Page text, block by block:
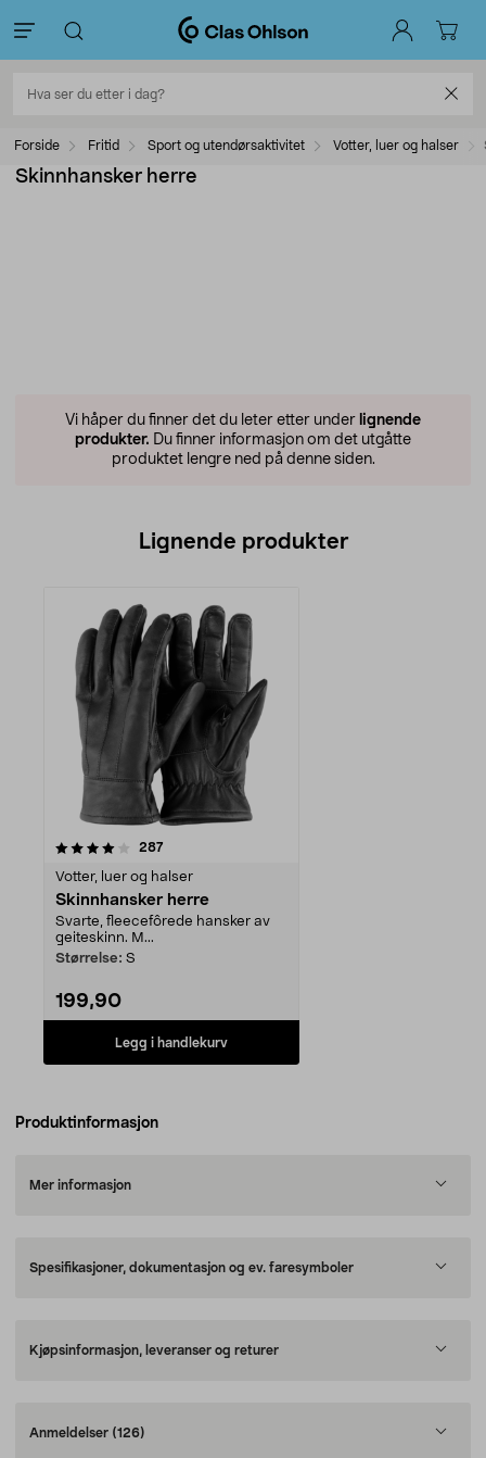
Forside Fritid Sport og utendørsaktivitet Votter, luer og halser
Skinnhansker herre
Vi håper du finner det du leter etter under lignende
produkter. Du finner informasjon om det utgåtte
produktet lengre ned på denne siden.
Lignende produkter
287anmeldelser
Votter, luer og halser
Skinnhansker herre
Svarte, fleecefôrede hansker av
geiteskinn. M...
Størrelse: S
199,90
Legg i handlekurv
Produktinformasjon
Mer informasjon
Spesifikasjoner, dokumentasjon og ev. faresymboler
Kjøpsinformasjon, leveranser og returer
Anmeldelser (126)